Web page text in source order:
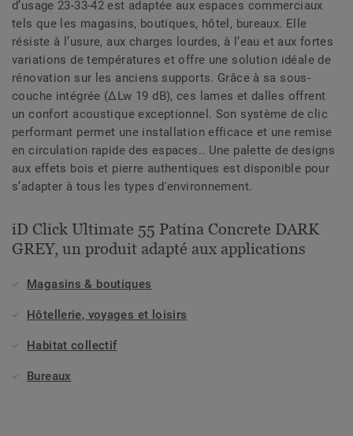
d’usage 23-33-42 est adaptée aux espaces commerciaux
tels que les magasins, boutiques, hôtel, bureaux. Elle
résiste à l’usure, aux charges lourdes, à l’eau et aux fortes
variations de températures et offre une solution idéale de
rénovation sur les anciens supports. Grâce à sa sous-
couche intégrée (ΔLw 19 dB), ces lames et dalles offrent
un confort acoustique exceptionnel. Son système de clic
performant permet une installation efficace et une remise
en circulation rapide des espaces.. Une palette de designs
aux effets bois et pierre authentiques est disponible pour
s’adapter à tous les types d'environnement.
iD Click Ultimate 55 Patina Concrete DARK
GREY, un produit adapté aux applications
Magasins & boutiques
Hôtellerie, voyages et loisirs
Habitat collectif
Bureaux